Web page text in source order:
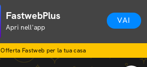
FastwebPlus
Apri nell'app
VAI
Offerta Fastweb per la tua casa